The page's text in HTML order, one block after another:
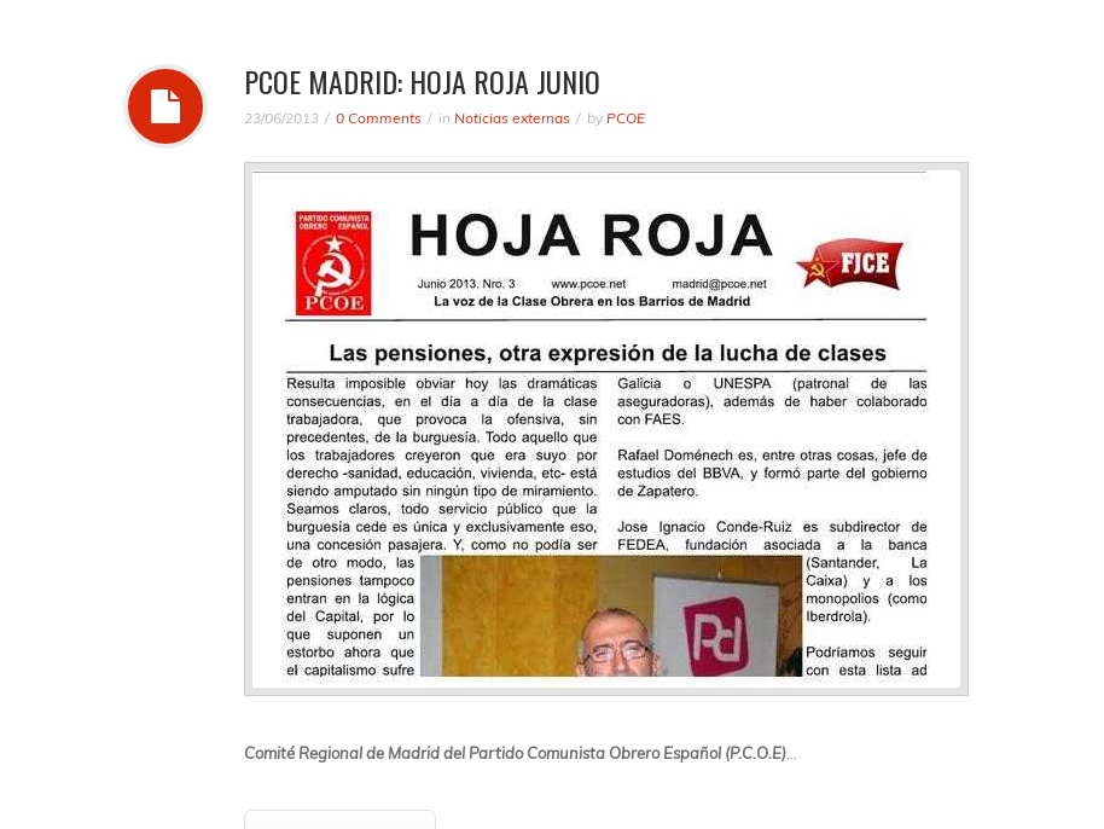
PCOE MADRID: HOJA ROJA JUNIO
23/06/2013 0 Comments in Noticias externas by PCOE
Comité Regional de Madrid del Partido Comunista Obrero Español (P.C.O.E)